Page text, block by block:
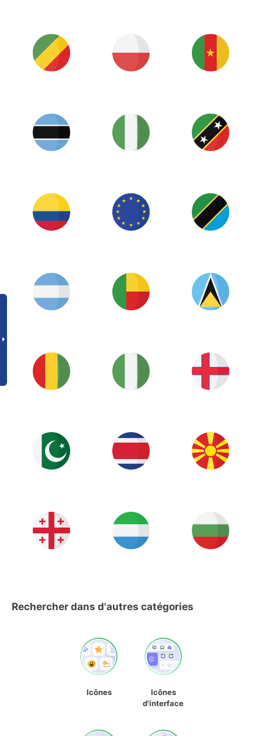
Rechercher dans d'autres catégories
Icônes
Icônes
d'interface